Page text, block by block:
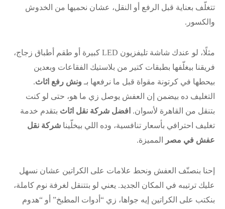
تتغلّف بعناية قبل الرفع أو النقل، عشان نحميها من الخدوش
والكسور.
مثلًا، لو عندك شاشة تليفزيون LED كبيرة أو طقم أطباق زجاج،
فريقنا بيغلّفها بطبقات كتير من بلاستيك الفقاعات وبعدين
بيحطها في كرتونة مقواة قبل ما نرفعها بـ ونش رفع اثاث.
التغليف ده بيضمن إن العفش يوصل زي ما هو، حتى لو كنت
بتنقل من القاهرة لأسوان. افضل شركة نقل اثاث بتقدم خدمة
تغليف احترافي بأسعار تنافسية، وده اللي بيخلّينا شركة نقل
عفش في مصر
المميزة.
إحنا بنصنّف العفش ونحط علامات على الكراتين عشان نسهل
عليك ترتيبه في المكان الجديد. يعني لو بتتنقل لغرفة نوم كاملة،
بنكتب على الكراتين إيه جواها، زي “أدوات المطبخ” أو “هدوم